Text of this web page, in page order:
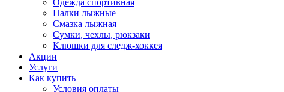
Одежда спортивная
Палки лыжные
Смазка лыжная
Сумки, чехлы, рюкзаки
Клюшки для следж-хоккея
Акции
Услуги
Как купить
Условия оплаты